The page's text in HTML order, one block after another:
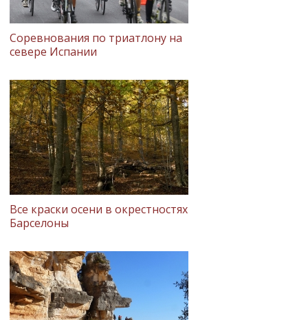
Соревнования по триатлону на
севере Испании
Все краски осени в окрестностях
Барселоны